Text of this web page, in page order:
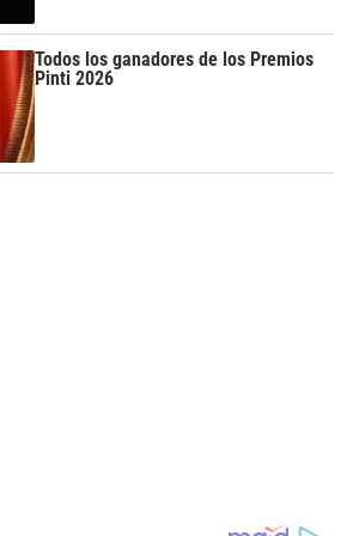
Todos los ganadores de los Premios
Pinti 2026